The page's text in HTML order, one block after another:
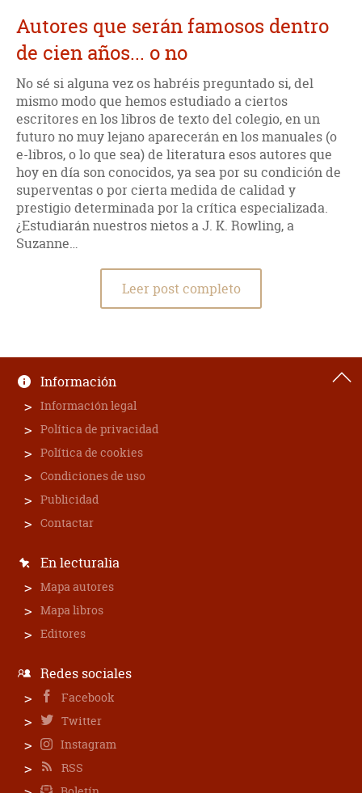
Autores que serán famosos dentro
de cien años... o no
No sé si alguna vez os habréis preguntado si, del
mismo modo que hemos estudiado a ciertos
escritores en los libros de texto del colegio, en un
futuro no muy lejano aparecerán en los manuales (o
e-libros, o lo que sea) de literatura esos autores que
hoy en día son conocidos, ya sea por su condición de
superventas o por cierta medida de calidad y
prestigio determinada por la crítica especializada.
¿Estudiarán nuestros nietos a J. K. Rowling, a
Suzanne…
Leer post completo
Información
Información legal
Política de privacidad
Política de cookies
Condiciones de uso
Publicidad
Contactar
En lecturalia
Mapa autores
Mapa libros
Editores
Redes sociales
Facebook
Twitter
Instagram
RSS